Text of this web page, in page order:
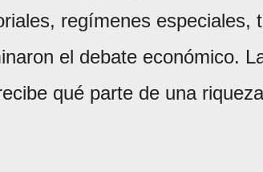
regímenes especiales,
el debate económico.
qué parte de una